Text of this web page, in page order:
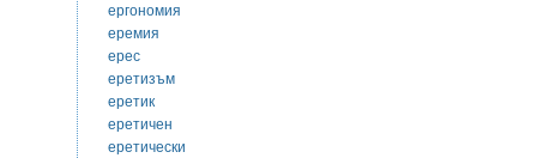
ергономия
еремия
ерес
еретизъм
еретик
еретичен
еретически